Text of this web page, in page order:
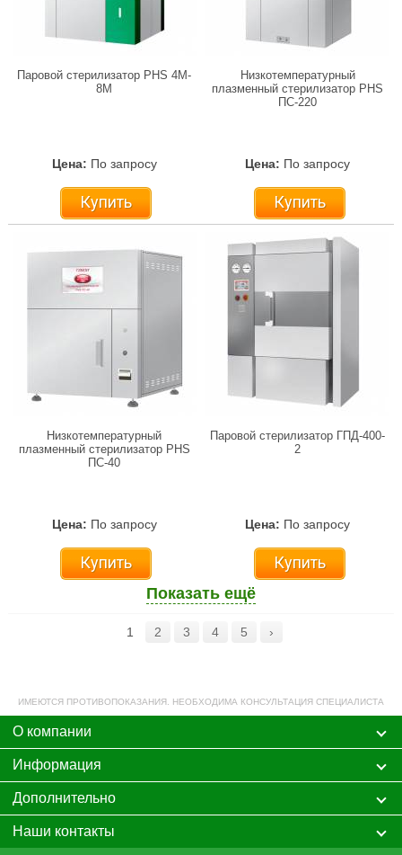
Паровой стерилизатор PHS 4M-
8M
Цена: По запросу
Купить
Низкотемпературный
плазменный стерилизатор PHS
ПС-220
Цена: По запросу
Купить
Низкотемпературный
плазменный стерилизатор PHS
ПС-40
Цена: По запросу
Купить
Паровой стерилизатор ГПД-400-
2
Цена: По запросу
Купить
Показать ещё
1 2 3 4 5 ›
ИМЕЮТСЯ ПРОТИВОПОКАЗАНИЯ. НЕОБХОДИМА КОНСУЛЬТАЦИЯ СПЕЦИАЛИСТА
О компании
Информация
Дополнительно
Наши контакты